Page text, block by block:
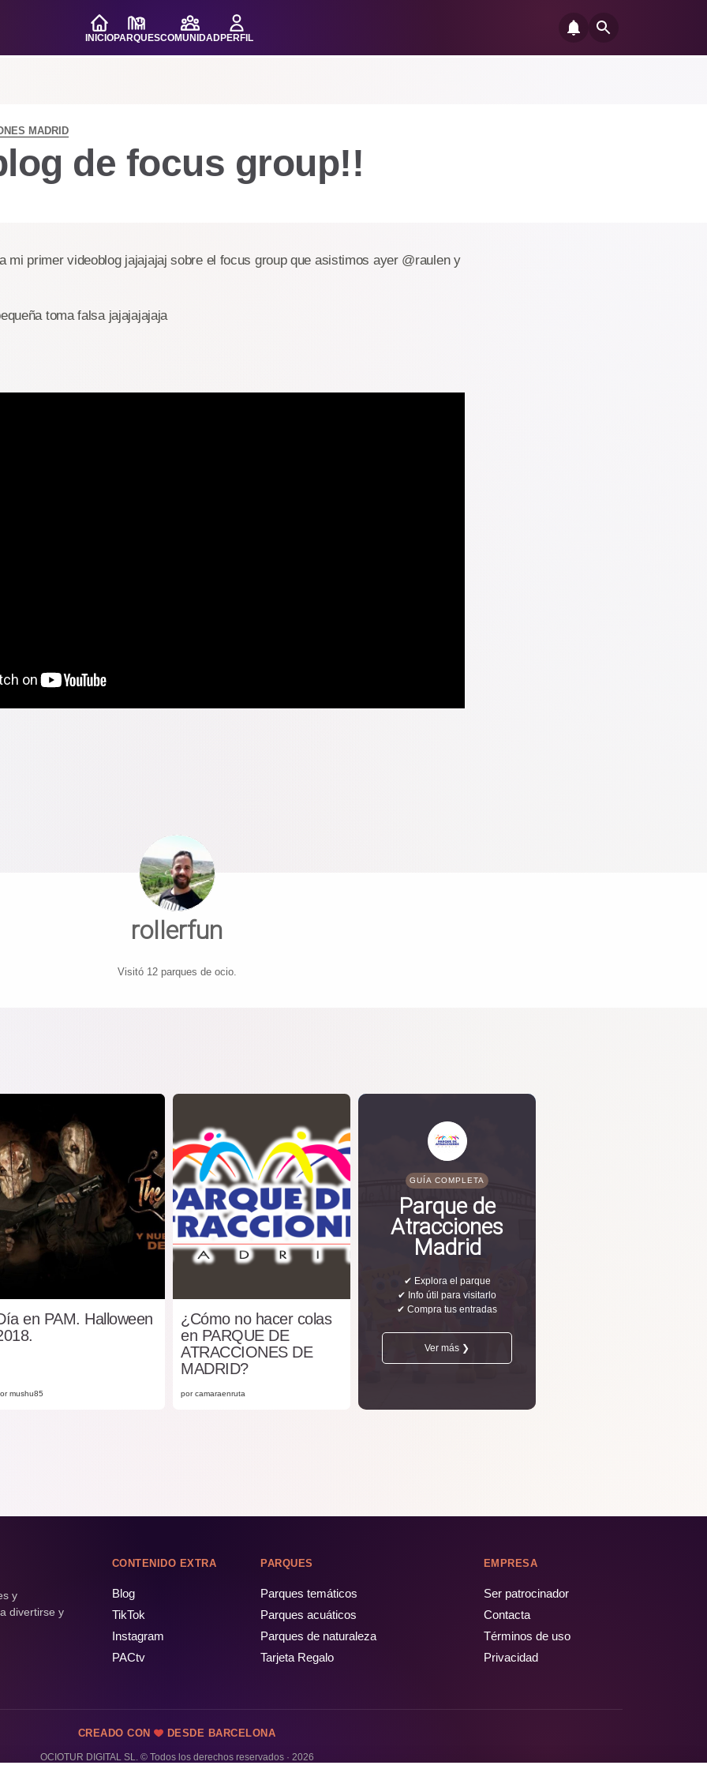
INICIOPARQUESCOMUNIDADPERFIL
MADRID
de focus group!!
mi primer videoblog jajajajaj sobre el focus group que asistimos ayer @raulen y
toma falsa jajajajajaja
rollerfun
Visitó 12 parques de ocio.
en PAM. Halloween
mushu85
¿Cómo no hacer colas
en PARQUE DE
ATRACCIONES DE
MADRID?
por camaraenruta
GUÍA COMPLETA
Parque de
Atracciones
Madrid
✔ Explora el parque
✔ Info útil para visitarlo
✔ Compra tus entradas
Ver más ❯
y
divertirse y
CONTENIDO EXTRA
Blog
TikTok
Instagram
PACtv
PARQUES
Parques temáticos
Parques acuáticos
Parques de naturaleza
Tarjeta Regalo
EMPRESA
Ser patrocinador
Contacta
Términos de uso
Privacidad
CREADO CON DESDE BARCELONA
OCIOTUR DIGITAL SL. © Todos los derechos reservados · 2026